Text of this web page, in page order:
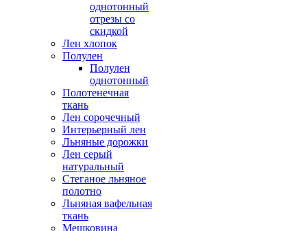
однотонный
отрезы со
скидкой
Лен хлопок
Полулен
Полулен
однотонный
Полотенечная
ткань
Лен сорочечный
Интерьерный лен
Льняные дорожки
Лен серый
натуральный
Стеганое льняное
полотно
Льняная вафельная
ткань
Мешковина